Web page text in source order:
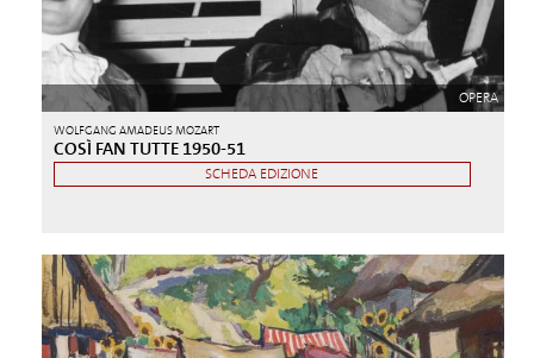
OPERA
WOLFGANG AMADEUS MOZART
COSÌ FAN TUTTE 1950-51
SCHEDA EDIZIONE